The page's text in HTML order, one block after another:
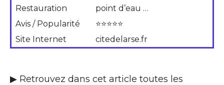
Restauration
point d’eau …
Avis / Popularité
⭐⭐⭐⭐⭐
Site Internet
citedelarse.fr
▶ Retrouvez dans cet article toutes les